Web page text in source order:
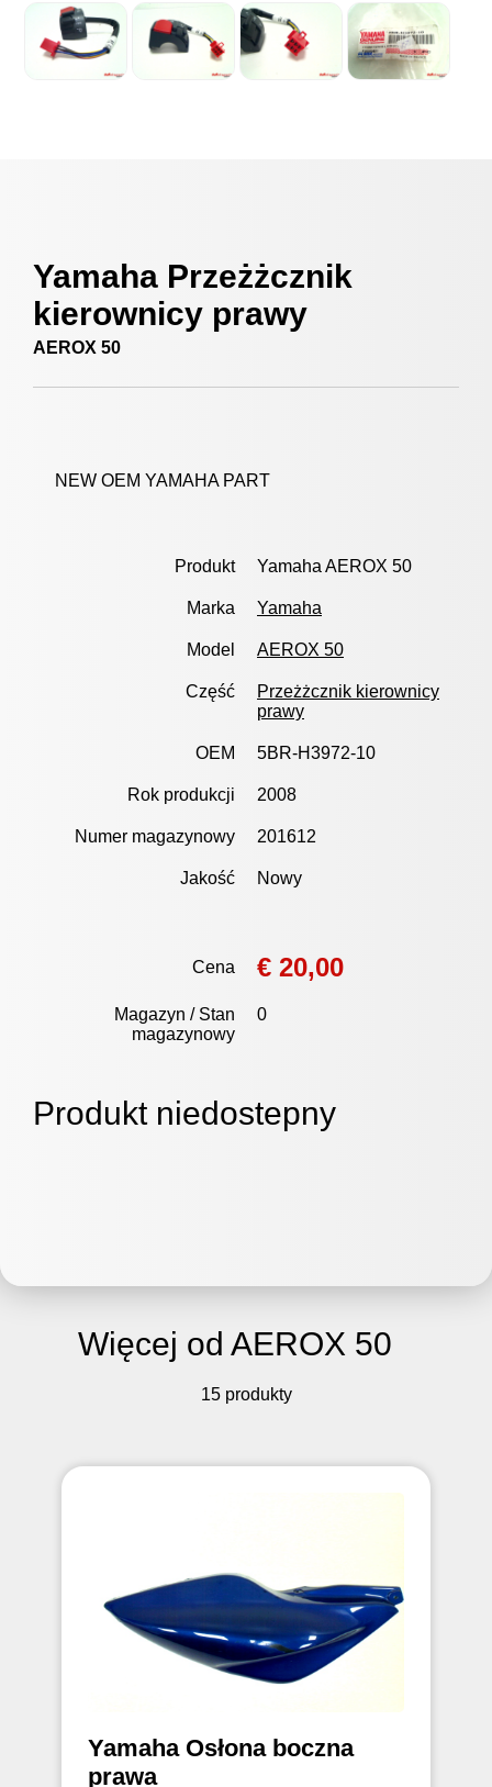
Yamaha Przeżżcznik
kierownicy prawy
AEROX 50
NEW OEM YAMAHA PART
Produkt Yamaha AEROX 50
Marka Yamaha
Model AEROX 50
Część
Przeżżcznik kierownicy
prawy
OEM 5BR-H3972-10
Rok produkcji 2008
Numer magazynowy 201612
Jakość Nowy
Cena € 20,00
Magazyn / Stan
magazynowy
0
Produkt niedostepny
Więcej od AEROX 50
15 produkty
Yamaha Osłona boczna
prawa